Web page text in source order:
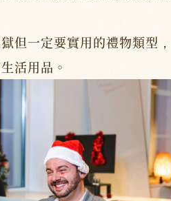
但一定要實用的禮物類型，
活用品。